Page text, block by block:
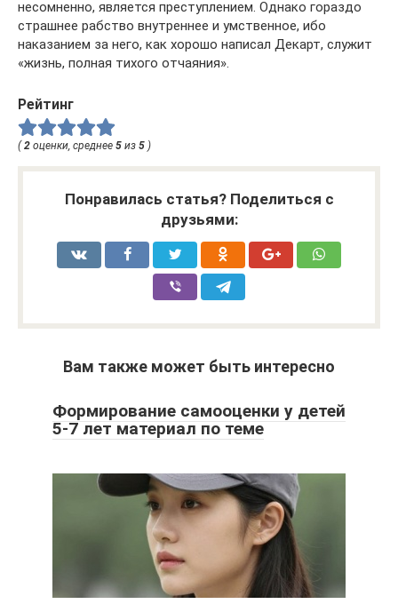
несомненно, является преступлением. Однако гораздо
страшнее рабство внутреннее и умственное, ибо
наказанием за него, как хорошо написал Декарт, служит
«жизнь, полная тихого отчаяния».
Рейтинг
( 2 оценки, среднее 5 из 5 )
Понравилась статья? Поделиться с
друзьями:
Вам также может быть интересно
Формирование самооценки у детей
5-7 лет материал по теме